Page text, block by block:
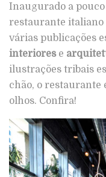
Inaugurado a
restaurante italiano
várias publicações
interiorese
ilustrações tribais
chão, o restaurante
olhos. Confira!